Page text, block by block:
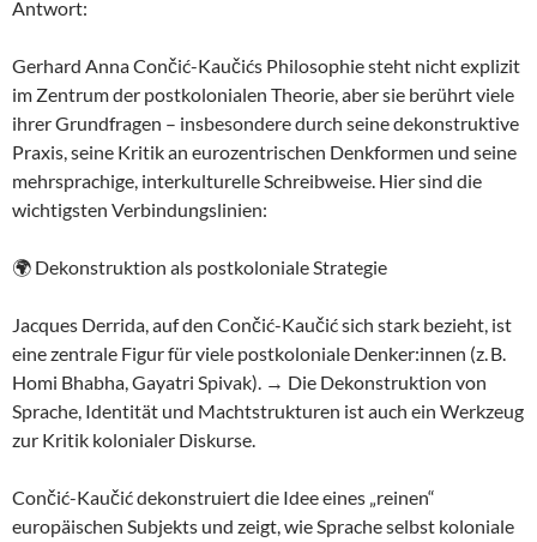
Antwort:
Gerhard Anna Cončić-Kaučićs Philosophie steht nicht explizit
im Zentrum der postkolonialen Theorie, aber sie berührt viele
ihrer Grundfragen – insbesondere durch seine dekonstruktive
Praxis, seine Kritik an eurozentrischen Denkformen und seine
mehrsprachige, interkulturelle Schreibweise. Hier sind die
wichtigsten Verbindungslinien:
🌍 Dekonstruktion als postkoloniale Strategie
Jacques Derrida, auf den Cončić-Kaučić sich stark bezieht, ist
eine zentrale Figur für viele postkoloniale Denker:innen (z. B.
Homi Bhabha, Gayatri Spivak). → Die Dekonstruktion von
Sprache, Identität und Machtstrukturen ist auch ein Werkzeug
zur Kritik kolonialer Diskurse.
Cončić-Kaučić dekonstruiert die Idee eines „reinen“
europäischen Subjekts und zeigt, wie Sprache selbst koloniale